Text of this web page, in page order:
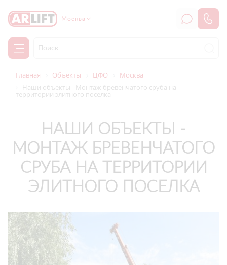
Москва
Главная Объекты ЦФО
Москва
Наши объекты - Монтаж бревенчатого сруба на
территории элитного поселка
НАШИ ОБЪЕКТЫ -
МОНТАЖ БРЕВЕНЧАТОГО
СРУБА НА ТЕРРИТОРИИ
ЭЛИТНОГО ПОСЕЛКА